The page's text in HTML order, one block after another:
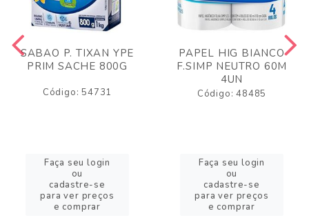
SABAO P. TIXAN YPE
PRIM SACHE 800G
Código: 54731
Faça seu login
ou
cadastre-se
para ver preços
e comprar
PAPEL HIG BIANCO
F.SIMP NEUTRO 60M
4UN
Código: 48485
Faça seu login
ou
cadastre-se
para ver preços
e comprar